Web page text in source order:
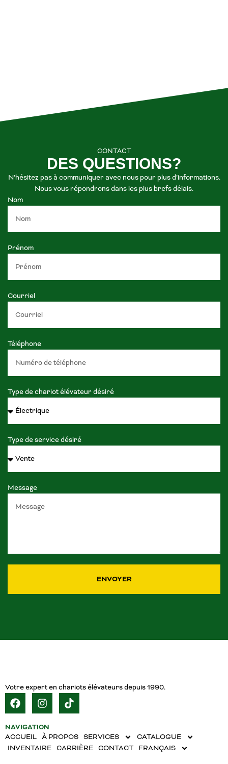
CONTACT
DES QUESTIONS?
N’hésitez pas à communiquer avec nous pour plus d’informations.
Nous vous répondrons dans les plus brefs délais.
Nom
Prénom
Courriel
Téléphone
Type de chariot élévateur désiré
Type de service désiré
Message
ENVOYER
Votre expert en chariots élévateurs depuis 1990.
NAVIGATION
ACCUEIL À PROPOS SERVICES
CATALOGUE
INVENTAIRE CARRIÈRE CONTACT FRANÇAIS